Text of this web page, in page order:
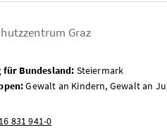
Graz
für Bundesland: Steiermark
Gewalt an Kindern, Gewalt an
831 941-0